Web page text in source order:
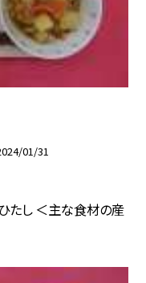
01/31
たし ＜主な食材の産